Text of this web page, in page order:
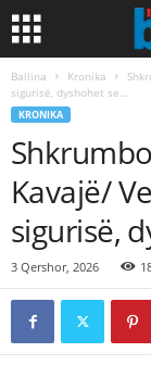
Ballina Kronika
sigurisë, dyshohet se…
KRONIKA
Kavajë/
sigurisë,
3 Qershor, 2026